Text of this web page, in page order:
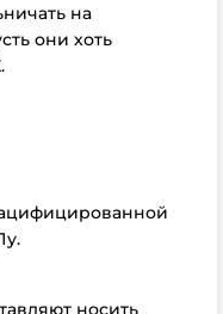
на
они хоть
носить